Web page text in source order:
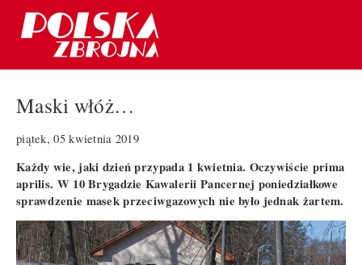
Maski włóż…
piątek, 05 kwietnia 2019
Każdy wie, jaki dzień przypada 1 kwietnia. Oczywiście prima
aprilis. W 10 Brygadzie Kawalerii Pancernej poniedziałkowe
sprawdzenie masek przeciwgazowych nie było jednak żartem.